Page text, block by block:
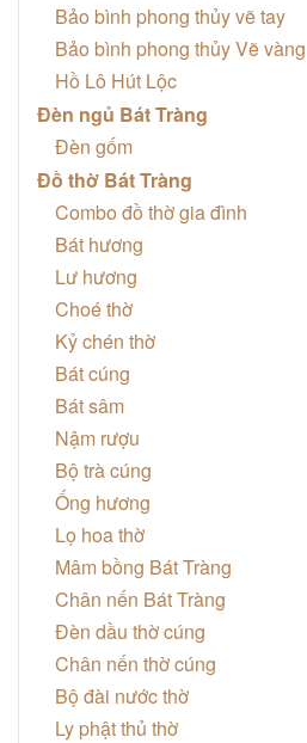
Bảo bình phong thủy vẽ tay
Bảo bình phong thủy Vẽ vàng
Hồ Lô Hút Lộc
Đèn ngủ Bát Tràng
Đèn gốm
Đồ thờ Bát Tràng
Combo đồ thờ gia đình
Bát hương
Lư hương
Choé thờ
Kỷ chén thờ
Bát cúng
Bát sâm
Nậm rượu
Bộ trà cúng
Ống hương
Lọ hoa thờ
Mâm bồng Bát Tràng
Chân nến Bát Tràng
Đèn dầu thờ cúng
Chân nến thờ cúng
Bộ đài nước thờ
Ly phật thủ thờ